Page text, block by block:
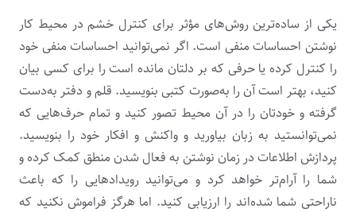
یکی از ساده‌ترین روش‌های مؤثر برای کنترل خشم در محیط کار
نوشتن احساسات منفی است. اگر نمی‌توانید احساسات منفی خود
را کنترل کرده یا حرفی که بر دلتان مانده است را برای کسی بیان
کنید، بهتر است آن را به‌صورت کتبی بنویسید. قلم و دفتر به‌دست
گرفته و خودتان را در آن محیط تصور کنید و تمام حرف‌هایی که
نمی‌توانستید به زبان بیاورید و واکنش و افکار خود را بنویسید.
پردازش اطلاعات در زمان نوشتن به فعال شدن منطق کمک کرده و
شما را آرام‌تر خواهد کرد و می‌توانید رویدادهایی را که باعث
ناراحتی شما شده‌اند را ارزیابی ‌کنید. اما هرگز فراموش نکنید که